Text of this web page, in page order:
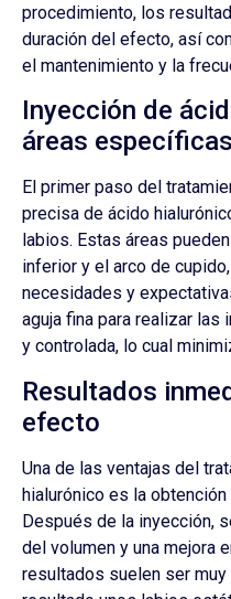
procedimiento, los
duración del efecto, así
el mantenimiento y la
Inyección de
áreas específicas
El primer paso del
precisa de ácido
labios. Estas áreas
inferior y el arco de
necesidades y
aguja fina para realizar
y controlada, lo cual
Resultados
efecto
Una de las ventajas del
hialurónico es la
Después de la inyección,
del volumen y una mejora
resultados suelen ser muy